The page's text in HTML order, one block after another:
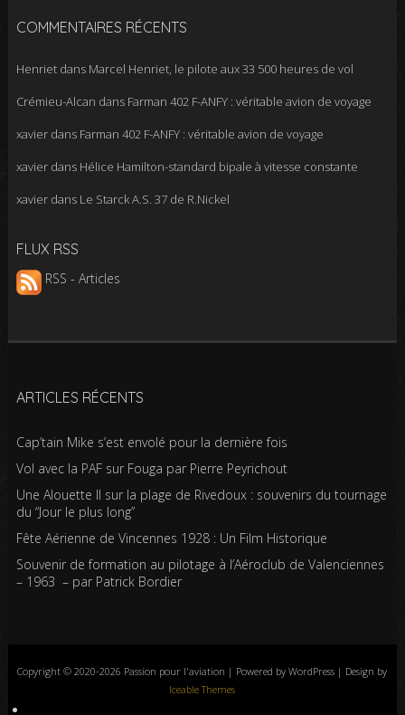
COMMENTAIRES RÉCENTS
Henrietdans Marcel Henriet, le pilote aux 33 500 heures de vol
Crémieu-Alcan dans Farman 402 F-ANFY : véritable avion de voyage
xavierdans Farman 402 F-ANFY : véritable avion de voyage
xavierdans Hélice Hamilton-standard bipale à vitesse constante
xavierdans Le Starck A.S. 37 de R.Nickel
FLUX RSS
RSS - Articles
ARTICLES RÉCENTS
Cap’tain Mike s’est envolé pour la dernière fois
Vol avec la PAF sur Fouga par Pierre Peyrichout
Une Alouette II sur la plage de Rivedoux : souvenirs du tournage
du “Jour le plus long”
Fête Aérienne de Vincennes 1928 : Un Film Historique
Souvenir de formation au pilotage à l’Aéroclub de Valenciennes
– 1963 – par Patrick Bordier
Copyright © 2020-2026 Passion pour l'aviation | Powered by WordPress | Design by
Iceable Themes